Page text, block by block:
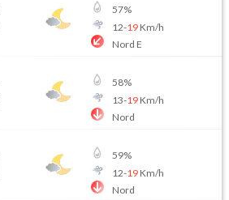
57%
12-19Km/h
Nord E
58%
13-19Km/h
Nord
59%
12-19Km/h
Nord